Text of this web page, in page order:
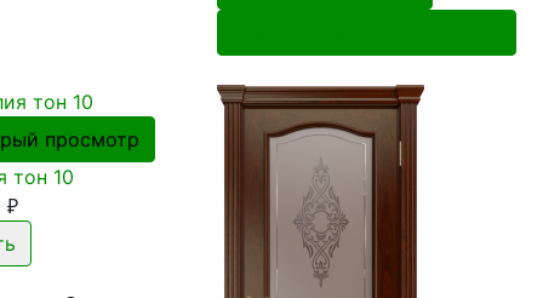
просмотр
тон 10
₽